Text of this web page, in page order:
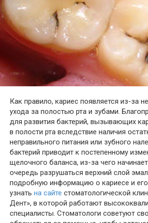
Как правило, кариес появляется из-за
ухода за полостью рта и зубами.
для развития бактерий, вызывающих
в полости рта вследствие наличия
неправильного питания или зубного
бактерий приводит к постепенному
щелочного баланса, из-за чего
очередь разрушаться верхний слой
подробную информацию о кариесе и
узнать на сайте стоматологической
Дент», в которой работают
специалисты. Стоматологи советуют